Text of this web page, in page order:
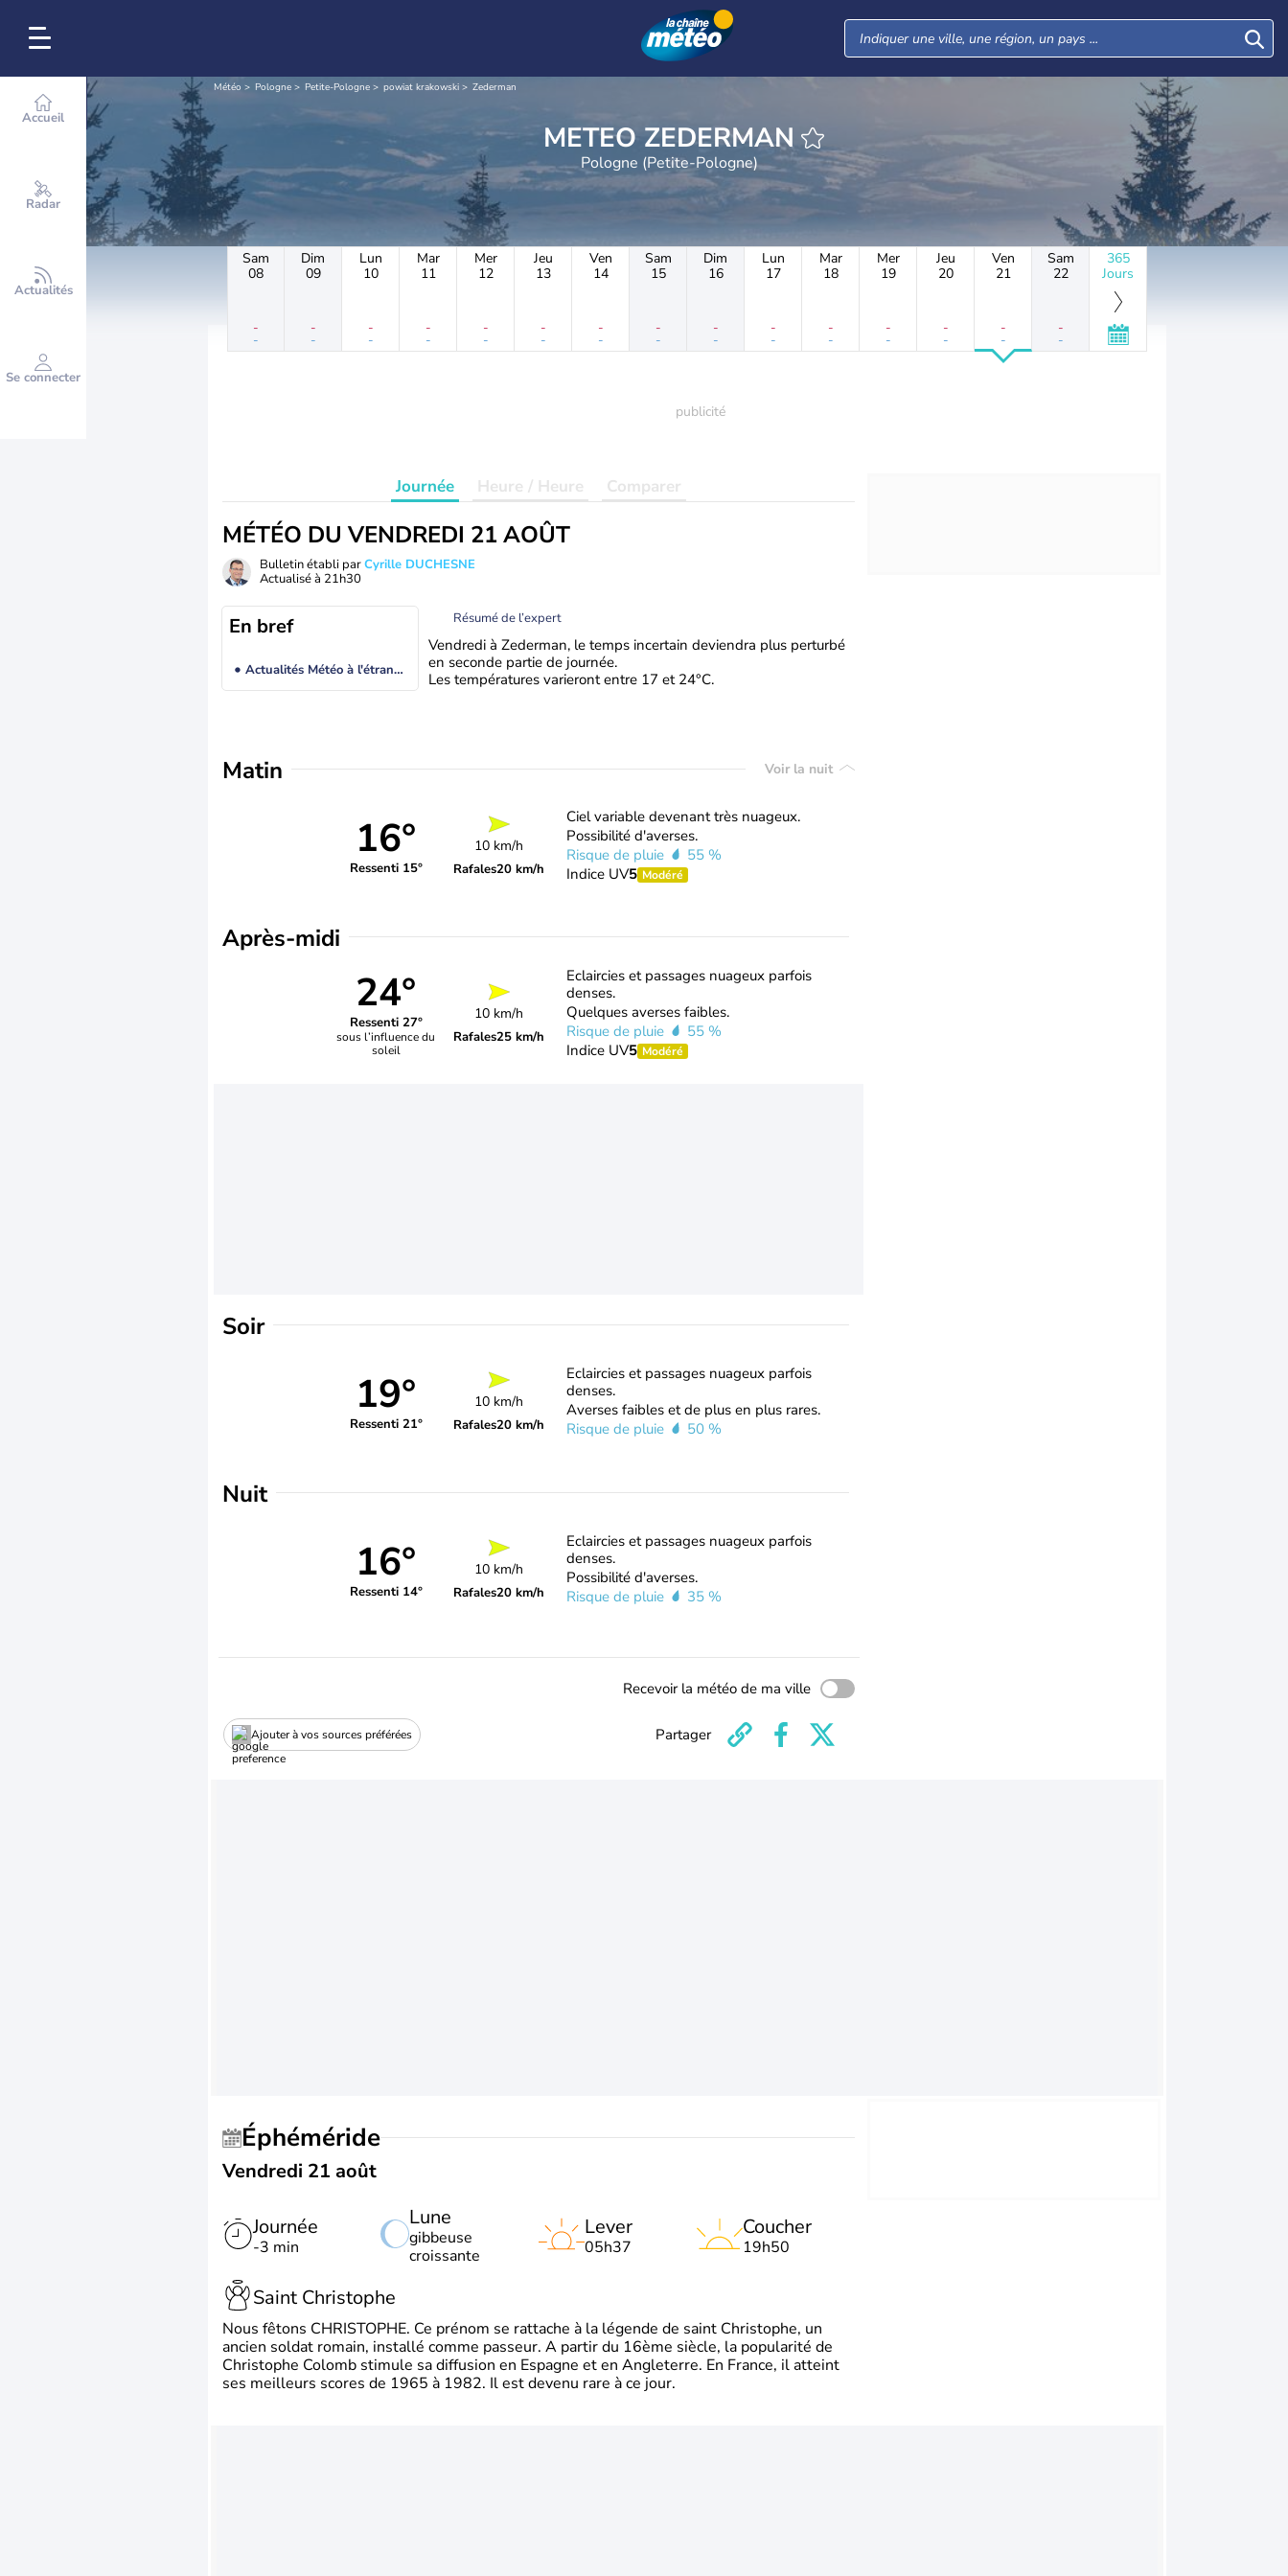
Accueil
Radar
Actualités
Se connecter
Météo Pologne Petite-Pologne powiat krakowski Zederman
METEO ZEDERMAN
Pologne (Petite-Pologne)
Sam
08
-
-
Dim
09
-
-
Lun
10
-
-
Mar
11
-
-
Mer
12
-
-
Jeu
13
-
-
Ven
14
-
-
Sam
15
-
-
Dim
16
-
-
Lun
17
-
-
Mar
18
-
-
Mer
19
-
-
Jeu
20
-
-
Ven
21
-
-
Sam
22
-
-
365
Jours
Journée Heure / Heure Comparer
MÉTÉO DU VENDREDI 21 AOÛT
Bulletin établi parCyrille DUCHESNE
Actualisé à 21h30
En bref
Actualités Météo à l'étranger
Résumé de l’expert
Vendredi à Zederman, le temps incertain deviendra plus perturbé
en seconde partie de journée.
Les températures varieront entre 17 et 24°C.
Matin Voir la nuit
16°
Ressenti 15°
10 km/h
Rafales20 km/h
Ciel variable devenant très nuageux.
Possibilité d'averses.
Risque de pluie
55 %
Indice UV5 Modéré
Après-midi
24°
Ressenti 27°
sous l’influence du
soleil
10 km/h
Rafales25 km/h
Eclaircies et passages nuageux parfois
denses.
Quelques averses faibles.
Risque de pluie
55 %
Indice UV5 Modéré
Soir
19°
Ressenti 21°
10 km/h
Rafales20 km/h
Eclaircies et passages nuageux parfois
denses.
Averses faibles et de plus en plus rares.
Risque de pluie
50 %
Nuit
16°
Ressenti 14°
10 km/h
Rafales20 km/h
Eclaircies et passages nuageux parfois
denses.
Possibilité d'averses.
Risque de pluie
35 %
Recevoir la météo de ma ville
Ajouter à vos sources préférées Partager
Éphéméride
Vendredi 21 août
Journée
-3 min
Lune
gibbeuse
croissante
Lever
05h37
Coucher
19h50
Saint Christophe
Nous fêtons CHRISTOPHE. Ce prénom se rattache à la légende de saint Christophe, un
ancien soldat romain, installé comme passeur. A partir du 16ème siècle, la popularité de
Christophe Colomb stimule sa diffusion en Espagne et en Angleterre. En France, il atteint
ses meilleurs scores de 1965 à 1982. Il est devenu rare à ce jour.